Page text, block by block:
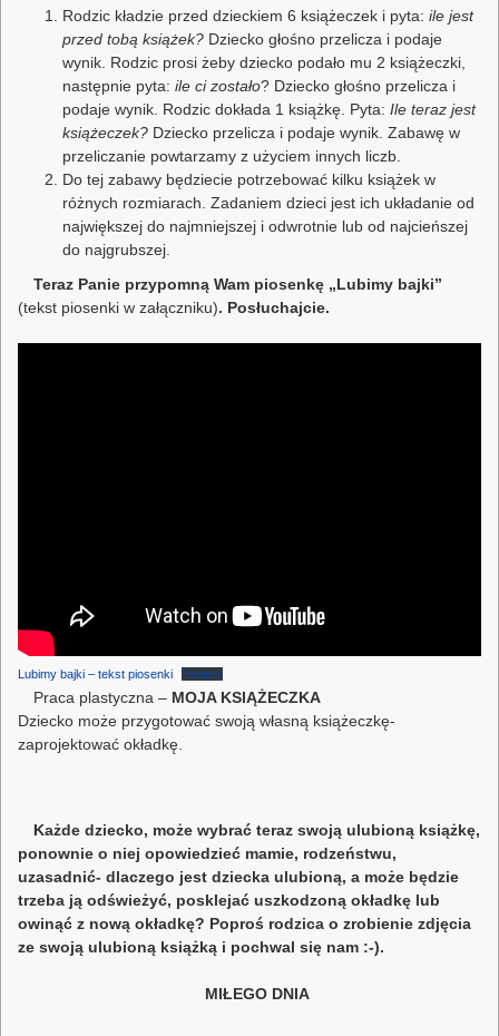
Rodzic kładzie przed dzieckiem 6 książeczek i pyta: ile jest
przed tobą książek? Dziecko głośno przelicza i podaje
wynik. Rodzic prosi żeby dziecko podało mu 2 książeczki,
następnie pyta: ile ci zostało? Dziecko głośno przelicza i
podaje wynik. Rodzic dokłada 1 książkę. Pyta: Ile teraz jest
książeczek? Dziecko przelicza i podaje wynik. Zabawę w
przeliczanie powtarzamy z użyciem innych liczb.
Do tej zabawy będziecie potrzebować kilku książek w
różnych rozmiarach. Zadaniem dzieci jest ich układanie od
największej do najmniejszej i odwrotnie lub od najcieńszej
do najgrubszej.
Teraz Panie przypomną Wam piosenkę „Lubimy bajki”
(tekst piosenki w załączniku). Posłuchajcie.
Lubimy bajki – tekst piosenki Pobierz
Praca plastyczna – MOJA KSIĄŻECZKA
Dziecko może przygotować swoją własną książeczkę-
zaprojektować okładkę.
Każde dziecko, może wybrać teraz swoją ulubioną książkę,
ponownie o niej opowiedzieć mamie, rodzeństwu,
uzasadnić- dlaczego jest dziecka ulubioną, a może będzie
trzeba ją odświeżyć, posklejać uszkodzoną okładkę lub
owinąć z nową okładkę? Poproś rodzica o zrobienie zdjęcia
ze swoją ulubioną książką i pochwal się nam :-).
MIŁEGO DNIA